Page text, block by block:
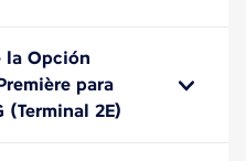
la Opción
para
(Terminal 2E)